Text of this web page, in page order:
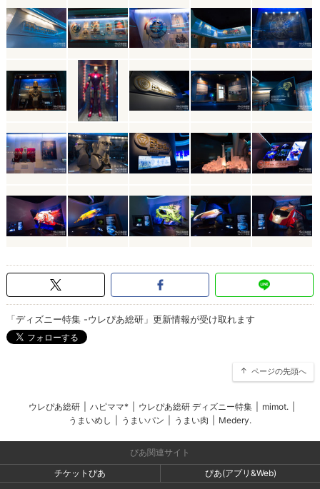
「ディズニー特集 -ウレぴあ総研」更新情報が受け取れます
ページの先頭へ
ウレぴあ総研 ハピママ* ウレぴあ総研 ディズニー特集 mimot.
うまいめし
うまいパン うまい肉 Medery.
ぴあ関連サイト
チケットぴあ
ぴあ(アプリ&Web)